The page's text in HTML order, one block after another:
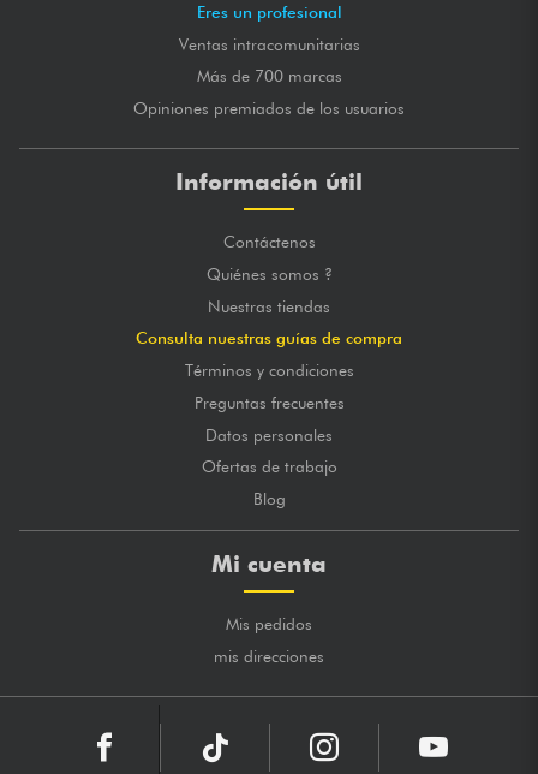
Eres un profesional
Ventas intracomunitarias
Más de 700 marcas
Opiniones premiados de los usuarios
Información útil
Contáctenos
Quiénes somos ?
Nuestras tiendas
Consulta nuestras guías de compra
Términos y condiciones
Preguntas frecuentes
Datos personales
Ofertas de trabajo
Blog
Mi cuenta
Mis pedidos
mis direcciones